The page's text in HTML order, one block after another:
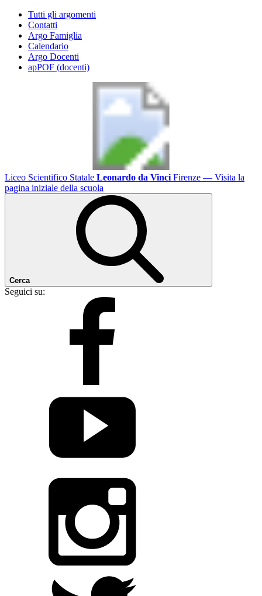
Tutti gli argomenti
Contatti
Argo Famiglia
Calendario
Argo Docenti
apPOF (docenti)
Liceo Scientifico Statale Leonardo da Vinci Firenze — Visita la
pagina iniziale della scuola
Cerca
Seguici su: